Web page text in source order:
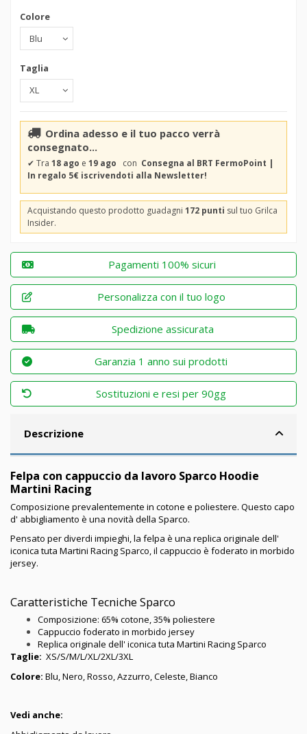
Colore
Taglia
Ordina adesso e il tuo pacco verrà
consegnato...
✔ Tra 18 ago e 19 ago con Consegna al BRT FermoPoint |
In regalo 5€ iscrivendoti alla Newsletter!
Acquistando questo prodotto guadagni 172 punti sul tuo Grilca
Insider.
Pagamenti 100% sicuri
Personalizza con il tuo logo
Spedizione assicurata
Garanzia 1 anno sui prodotti
Sostituzioni e resi per 90gg
Descrizione
Felpa con cappuccio da lavoro Sparco Hoodie
Martini Racing
Composizione prevalentemente in cotone e poliestere. Questo capo
d' abbigliamento è una novità della Sparco.
Pensato per diverdi impieghi, la felpa è una replica originale dell'
iconica tuta Martini Racing Sparco, il cappuccio è foderato in morbido
jersey.
Caratteristiche Tecniche Sparco
Composizione: 65% cotone, 35% poliestere
Cappuccio foderato in morbido jersey
Replica originale dell' iconica tuta Martini Racing Sparco
Taglie: XS/S/M/L/XL/2XL/3XL
Colore: Blu, Nero, Rosso, Azzurro, Celeste, Bianco
Vedi anche: